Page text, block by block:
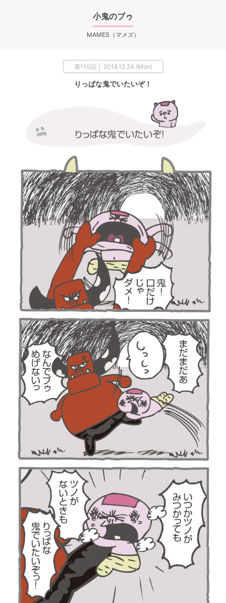
小鬼のブゥ
MAMES（マメズ）
第110話 │ 2018.12.24 (Mon)
りっぱな鬼でいたいぞ！